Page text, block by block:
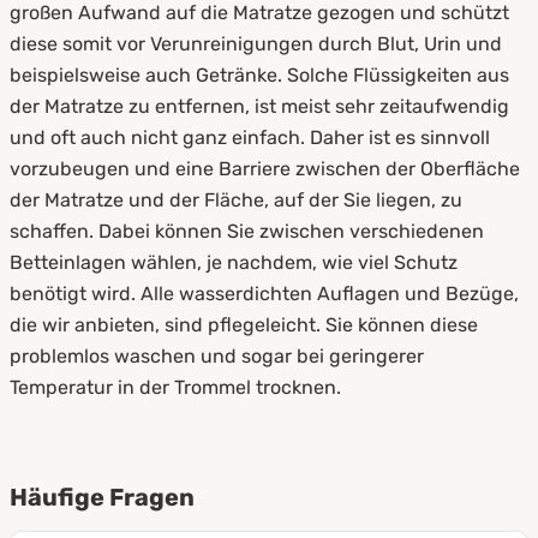
großen Aufwand auf die Matratze gezogen und schützt
diese somit vor Verunreinigungen durch Blut, Urin und
beispielsweise auch Getränke. Solche Flüssigkeiten aus
der Matratze zu entfernen, ist meist sehr zeitaufwendig
und oft auch nicht ganz einfach. Daher ist es sinnvoll
vorzubeugen und eine Barriere zwischen der Oberfläche
der Matratze und der Fläche, auf der Sie liegen, zu
schaffen. Dabei können Sie zwischen verschiedenen
Betteinlagen wählen, je nachdem, wie viel Schutz
benötigt wird. Alle wasserdichten Auflagen und Bezüge,
die wir anbieten, sind pflegeleicht. Sie können diese
problemlos waschen und sogar bei geringerer
Temperatur in der Trommel trocknen.
Häufige Fragen